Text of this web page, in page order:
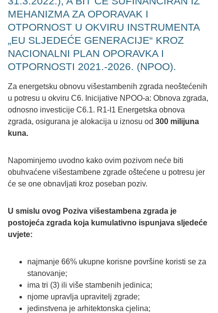
MEHANIZMA ZA OPORAVAK I
OTPORNOST U OKVIRU INSTRUMENTA
„EU SLJEDEĆE GENERACIJE“ KROZ
NACIONALNI PLAN OPORAVKA I
OTPORNOSTI 2021.-2026. (NPOO).
Za energetsku obnovu višestambenih zgrada neoštećenih
u potresu u okviru C6. Inicijative NPOO-a: Obnova zgrada,
odnosno investicije C6.1. R1-I1 Energetska obnova
zgrada, osigurana je alokacija u iznosu od 300 milijuna
kuna.
Napominjemo uvodno kako ovim pozivom neće biti
obuhvaćene višestambene zgrade oštećene u potresu jer
će se one obnavljati kroz poseban poziv.
U smislu ovog Poziva višestambena zgrada je
postojeća zgrada koja kumulativno ispunjava sljedeće
uvjete:
najmanje 66% ukupne korisne površine koristi se za
stanovanje;
ima tri (3) ili više stambenih jedinica;
njome upravlja upravitelj zgrade;
jedinstvena je arhitektonska cjelina;